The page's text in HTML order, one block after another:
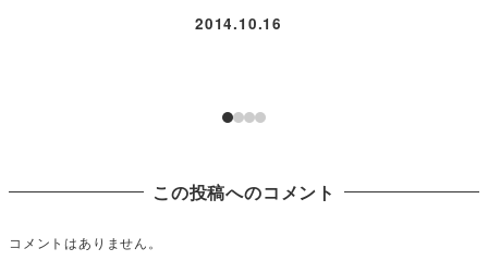
2014.10.16
この投稿へのコメント
コメントはありません。